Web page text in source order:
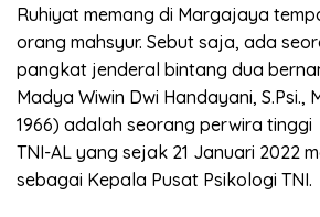
Ruhiyat memang di Margajaya
orang mahsyur. Sebut saja, ada
pangkat jenderal bintang dua
Madya Wiwin Dwi Handayani, S.Psi.,
1966) adalah seorang perwira tinggi
TNI-AL yang sejak 21 Januari 2022
sebagai Kepala Pusat Psikologi TNI.